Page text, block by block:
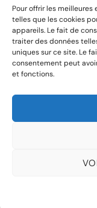
Pour offrir les
telles que les cookies
appareils. Le fait de
traiter des données
uniques sur ce site. Le
consentement peut
et fonctions.
SUR MESURE
SAVOIR-FAIRE
Notre ADN
cœur de notre approche
Copyright